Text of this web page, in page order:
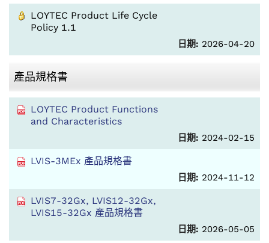
LOYTEC Product Life Cycle
Policy 1.1
日期: 2026-04-20
產品規格書
LOYTEC Product Functions
and Characteristics
日期: 2024-02-15
LVIS-3MEx 產品規格書
日期: 2024-11-12
LVIS7-32Gx, LVIS12-32Gx,
LVIS15-32Gx 產品規格書
日期: 2026-05-05